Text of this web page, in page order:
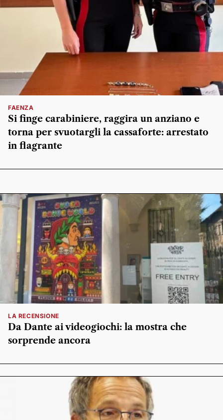
FAENZA
Si finge carabiniere, raggira un anziano e
torna per svuotargli la cassaforte: arrestato
in flagrante
LA RECENSIONE
Da Dante ai videogiochi: la mostra che
sorprende ancora